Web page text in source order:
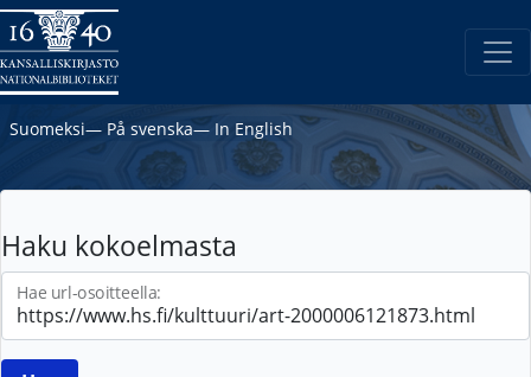
Suomeksi― På svenska― In English
Haku kokoelmasta
Hae url-osoitteella: